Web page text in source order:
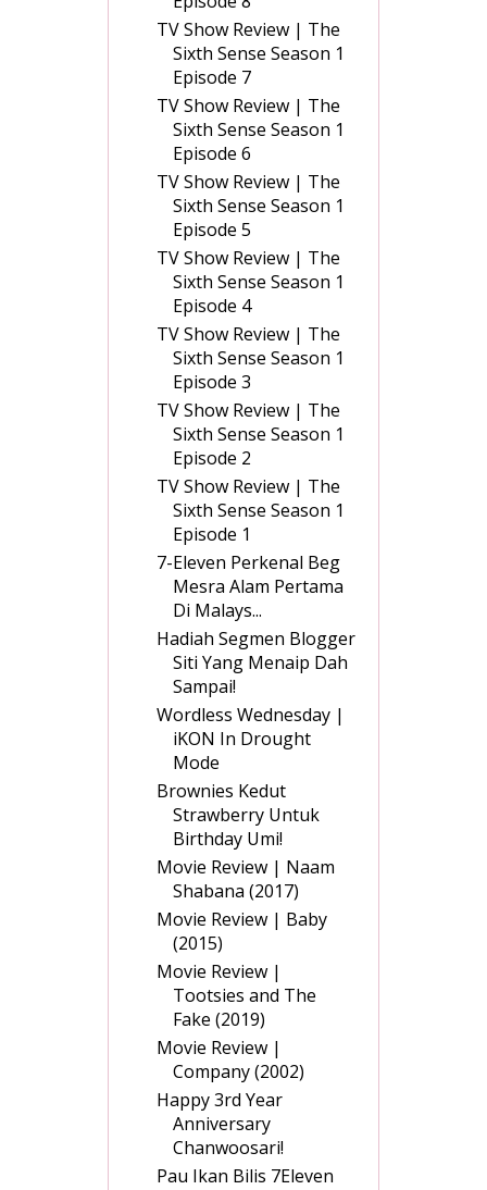
TV Show Review | The
Sixth Sense Season 1
Episode 7
TV Show Review | The
Sixth Sense Season 1
Episode 6
TV Show Review | The
Sixth Sense Season 1
Episode 5
TV Show Review | The
Sixth Sense Season 1
Episode 4
TV Show Review | The
Sixth Sense Season 1
Episode 3
TV Show Review | The
Sixth Sense Season 1
Episode 2
TV Show Review | The
Sixth Sense Season 1
Episode 1
7-Eleven Perkenal Beg
Mesra Alam Pertama
Di Malays...
Hadiah Segmen Blogger
Siti Yang Menaip Dah
Sampai!
Wordless Wednesday |
iKON In Drought
Mode
Brownies Kedut
Strawberry Untuk
Birthday Umi!
Movie Review | Naam
Shabana (2017)
Movie Review | Baby
(2015)
Movie Review |
Tootsies and The
Fake (2019)
Movie Review |
Company (2002)
Happy 3rd Year
Anniversary
Chanwoosari!
Pau Ikan Bilis 7Eleven